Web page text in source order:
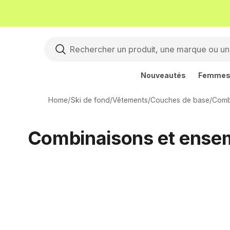
Nouveautés Femmes
Home/Ski de fond/Vêtements/Couches de base/
Combinaisons et